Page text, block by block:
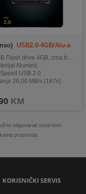
USB2.0-4GB/Alu-a
Flash drive 4GB, crna boja
Aluminij
USB 2.0
28,00 MB/s (187x)
KM
odgovarati stvarnom
proizvoda.
KORISNIČKI SERVIS